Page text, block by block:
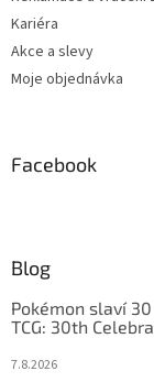
Kariéra
Akce a slevy
Moje objednávka
Facebook
Blog
Pokémon slaví
TCG: 30th
7.8.2026